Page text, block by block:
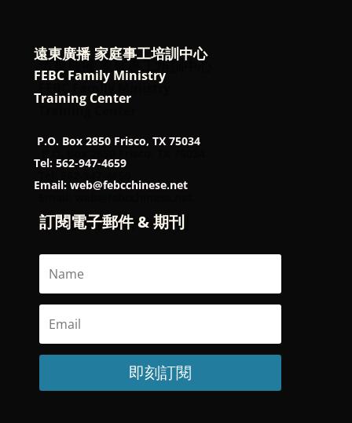
遠東廣播 家庭事工培訓中心
FEBC Family Ministry
Training Center
P.O. Box 2850 Frisco, TX 75034
Tel: 562-947-4659
Email: web@febcchinese.net
訂閱電子郵件 & 期刊
即刻訂閱